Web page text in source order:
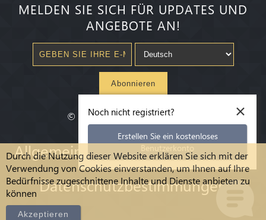
Durch die Nutzung dieser Website erklären Sie sich mit der
Verwendung von Cookies einverstanden, um Ihnen auf Ihre
Bedürfnisse zugeschnittene Inhalte und Dienste anbieten zu
können
Akzeptieren
MELDEN SIE SICH FÜR UPDATES UND
ANGEBOTE AN!
Abonnieren
© 2020-2026Millenium State
Allgemeine Geschäftsbedingungen
Datenschutzbestimmungen
×
Noch nicht registriert?
Erstellen Sie ein kostenloses
Benutzerkonto